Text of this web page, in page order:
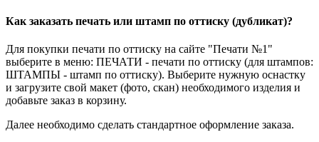
Как заказать печать или штамп по оттиску (дубликат)?
Для покупки печати по оттиску на сайте "Печати №1"
выберите в меню: ПЕЧАТИ - печати по оттиску (для штампов:
ШТАМПЫ - штамп по оттиску). Выберите нужную оснастку
и загрузите свой макет (фото, скан) необходимого изделия и
добавьте заказ в корзину.
Далее необходимо сделать стандартное оформление заказа.